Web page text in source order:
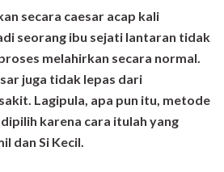
secara caesar acap kali
seorang ibu sejati lantaran tidak
melahirkan secara normal.
juga tidak lepas dari
Lagipula, apa pun itu, metode
karena cara itulah yang
dan Si Kecil.